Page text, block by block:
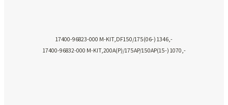
17400-96823-000 M-KIT,DF150/175(06-) 1346,-
17400-96832-000 M-KIT,200A(P)/175AP/150AP(15-) 1070,-